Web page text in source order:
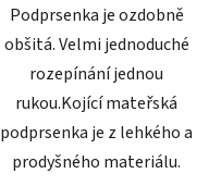
Podprsenka je ozdobně
obšitá. Velmi jednoduché
rozepínání jednou
rukou.Kojící mateřská
podprsenka je z lehkého a
prodyšného materiálu.